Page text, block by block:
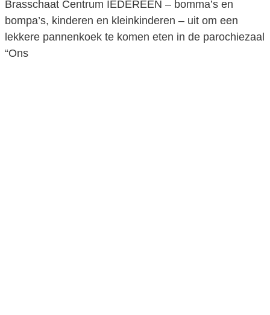
Brasschaat Centrum IEDEREEN – bomma’s en
bompa’s, kinderen en kleinkinderen – uit om een
lekkere pannenkoek te komen eten in de parochiezaal
“Ons